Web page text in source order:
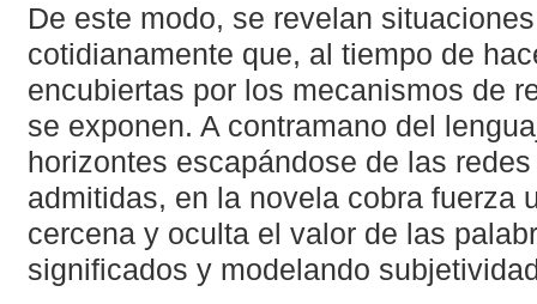
De este modo, se revelan
cotidianamente que, al tiempo de
encubiertas por los mecanismos de
se exponen. A contramano del
horizontes escapándose de las
admitidas, en la novela cobra fuerza
cercena y oculta el valor de las
significados y modelando